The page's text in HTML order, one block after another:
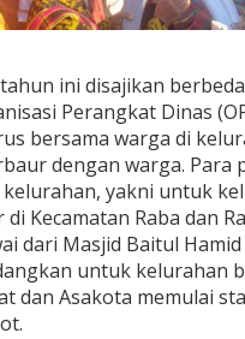
ini disajikan
Perangkat Dinas
bersama warga di
dengan warga. Para
yakni untuk
Kecamatan Raba dan
dari Masjid Baitul
untuk kelurahan
dan Asakota memulai